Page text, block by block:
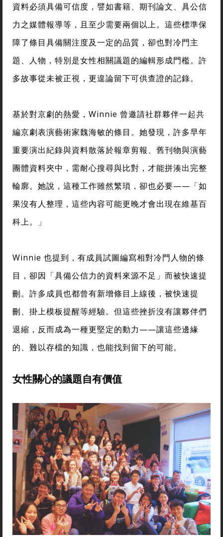
資料必須具備可信度，譬如書籍、期刊論文、具公信
力之媒體報導等，且至少需要兩個以上。這些標準保
障了條目具備關注度及一定的品質，卻也對冷門主
題、人物，特別是女性相關議題的編輯形成門檻。許
多故事從未被正視，更遑論留下可供查證的記錄。
基於對京劇的熱愛，Winnie 曾邀請社群夥伴一起共
編京劇表演藝術家魏海敏的條目。她發現，許多早年
重要演出紀錄與資料散落於報章剪報、舊刊物與演藝
團體資料夾中，需耐心搜尋與比對，才能拼湊出完整
輪廓。她說，這種工作雖然繁瑣，卻也必要——「如
果沒有人整理，這些內容可能更晚才會出現在維基百
科上。」
Winnie 也提到，有成員試圖編寫相對冷門人物的條
目，卻因「具備公信力的資料來源不足」而被快速提
刪。許多成員也都曾有新增條目上線後，被快速提
刪、掛上模板提醒等經驗。但這些挫折沒有讓夥伴們
退縮，反而成為一種更堅定的動力——讓這些邊緣
的、難以存檔的知識，也能找到留下的可能。
女性關心的議題自有價值